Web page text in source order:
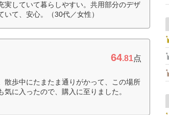
実していて暮らしやすい。共用部分のデザ
て、安心。（30代／女性）
64.81点
散歩中にたまたま通りがかって、この場所
に入ったので、購入に至りました。